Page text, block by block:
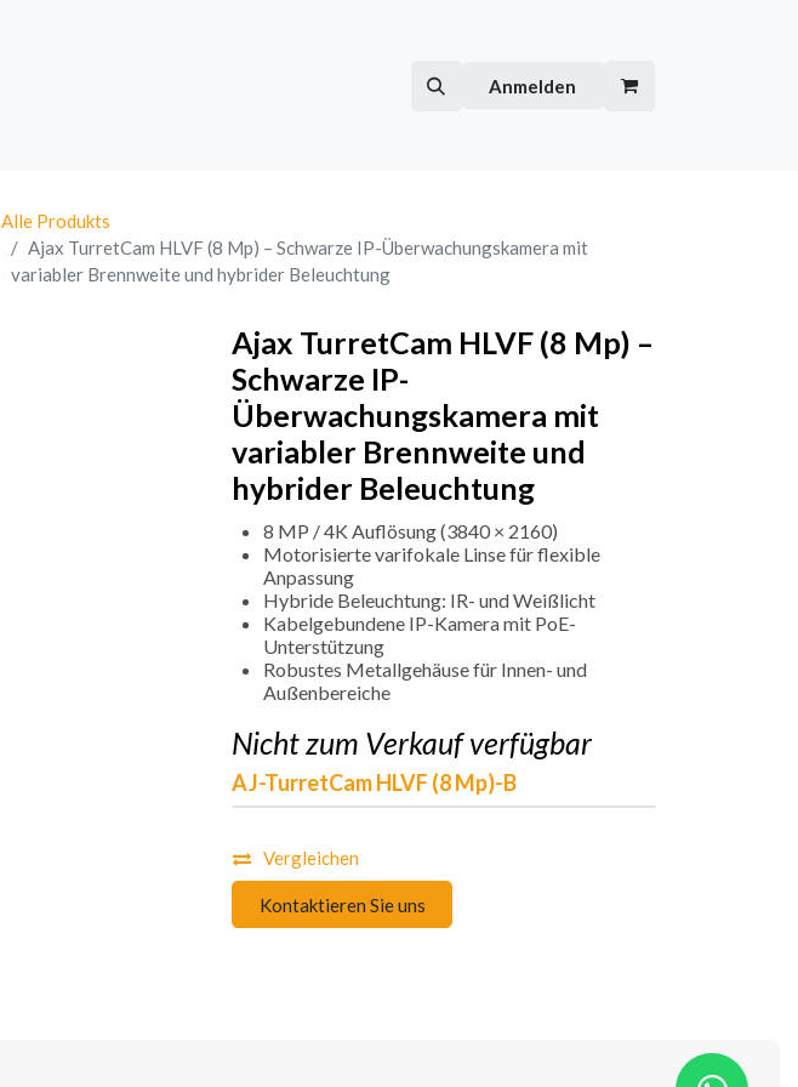
Anmelden
Alle Produkts
Ajax TurretCam HLVF (8 Mp) – Schwarze IP-Überwachungskamera mit
variabler Brennweite und hybrider Beleuchtung
Ajax TurretCam HLVF (8 Mp) –
Schwarze IP-
Überwachungskamera mit
variabler Brennweite und
hybrider Beleuchtung
8 MP / 4K Auflösung (3840 × 2160)
Motorisierte varifokale Linse für flexible
Anpassung
Hybride Beleuchtung: IR- und Weißlicht
Kabelgebundene IP-Kamera mit PoE-
Unterstützung
Robustes Metallgehäuse für Innen- und
Außenbereiche
Nicht zum Verkauf verfügbar
AJ-TurretCam HLVF (8 Mp)-B
Vergleichen
Kontaktieren Sie uns